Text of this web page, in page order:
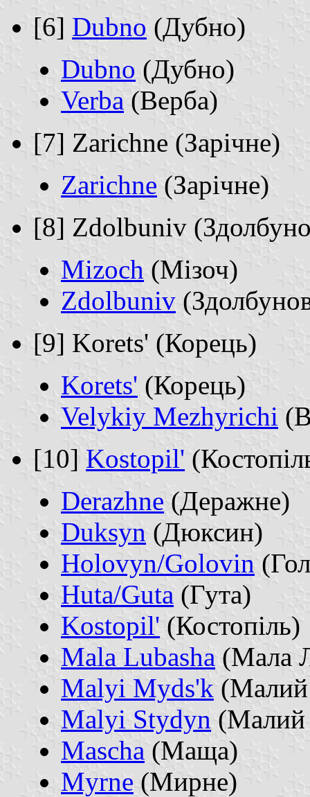
[6] Dubno (Дубно)
Dubno (Дубно)
Verba (Верба)
[7] Zarichne (Зарічне)
Zarichne (Зарічне)
[8] Zdolbuniv
Mizoch (Мізоч)
Zdolbuniv
[9] Korets' (Корець)
Korets' (Корець)
Velykiy Mezhyrichi
[10] Kostopil'
Derazhne (Деражне)
Duksyn (Дюксин)
Holovyn/Golovin
Huta/Guta (Гута)
Kostopil' (Костопіль)
Mala Lubasha (Мала
Malyi Myds'k
Malyi Stydyn (Малий
Mascha (Маща)
Myrne (Мирне)